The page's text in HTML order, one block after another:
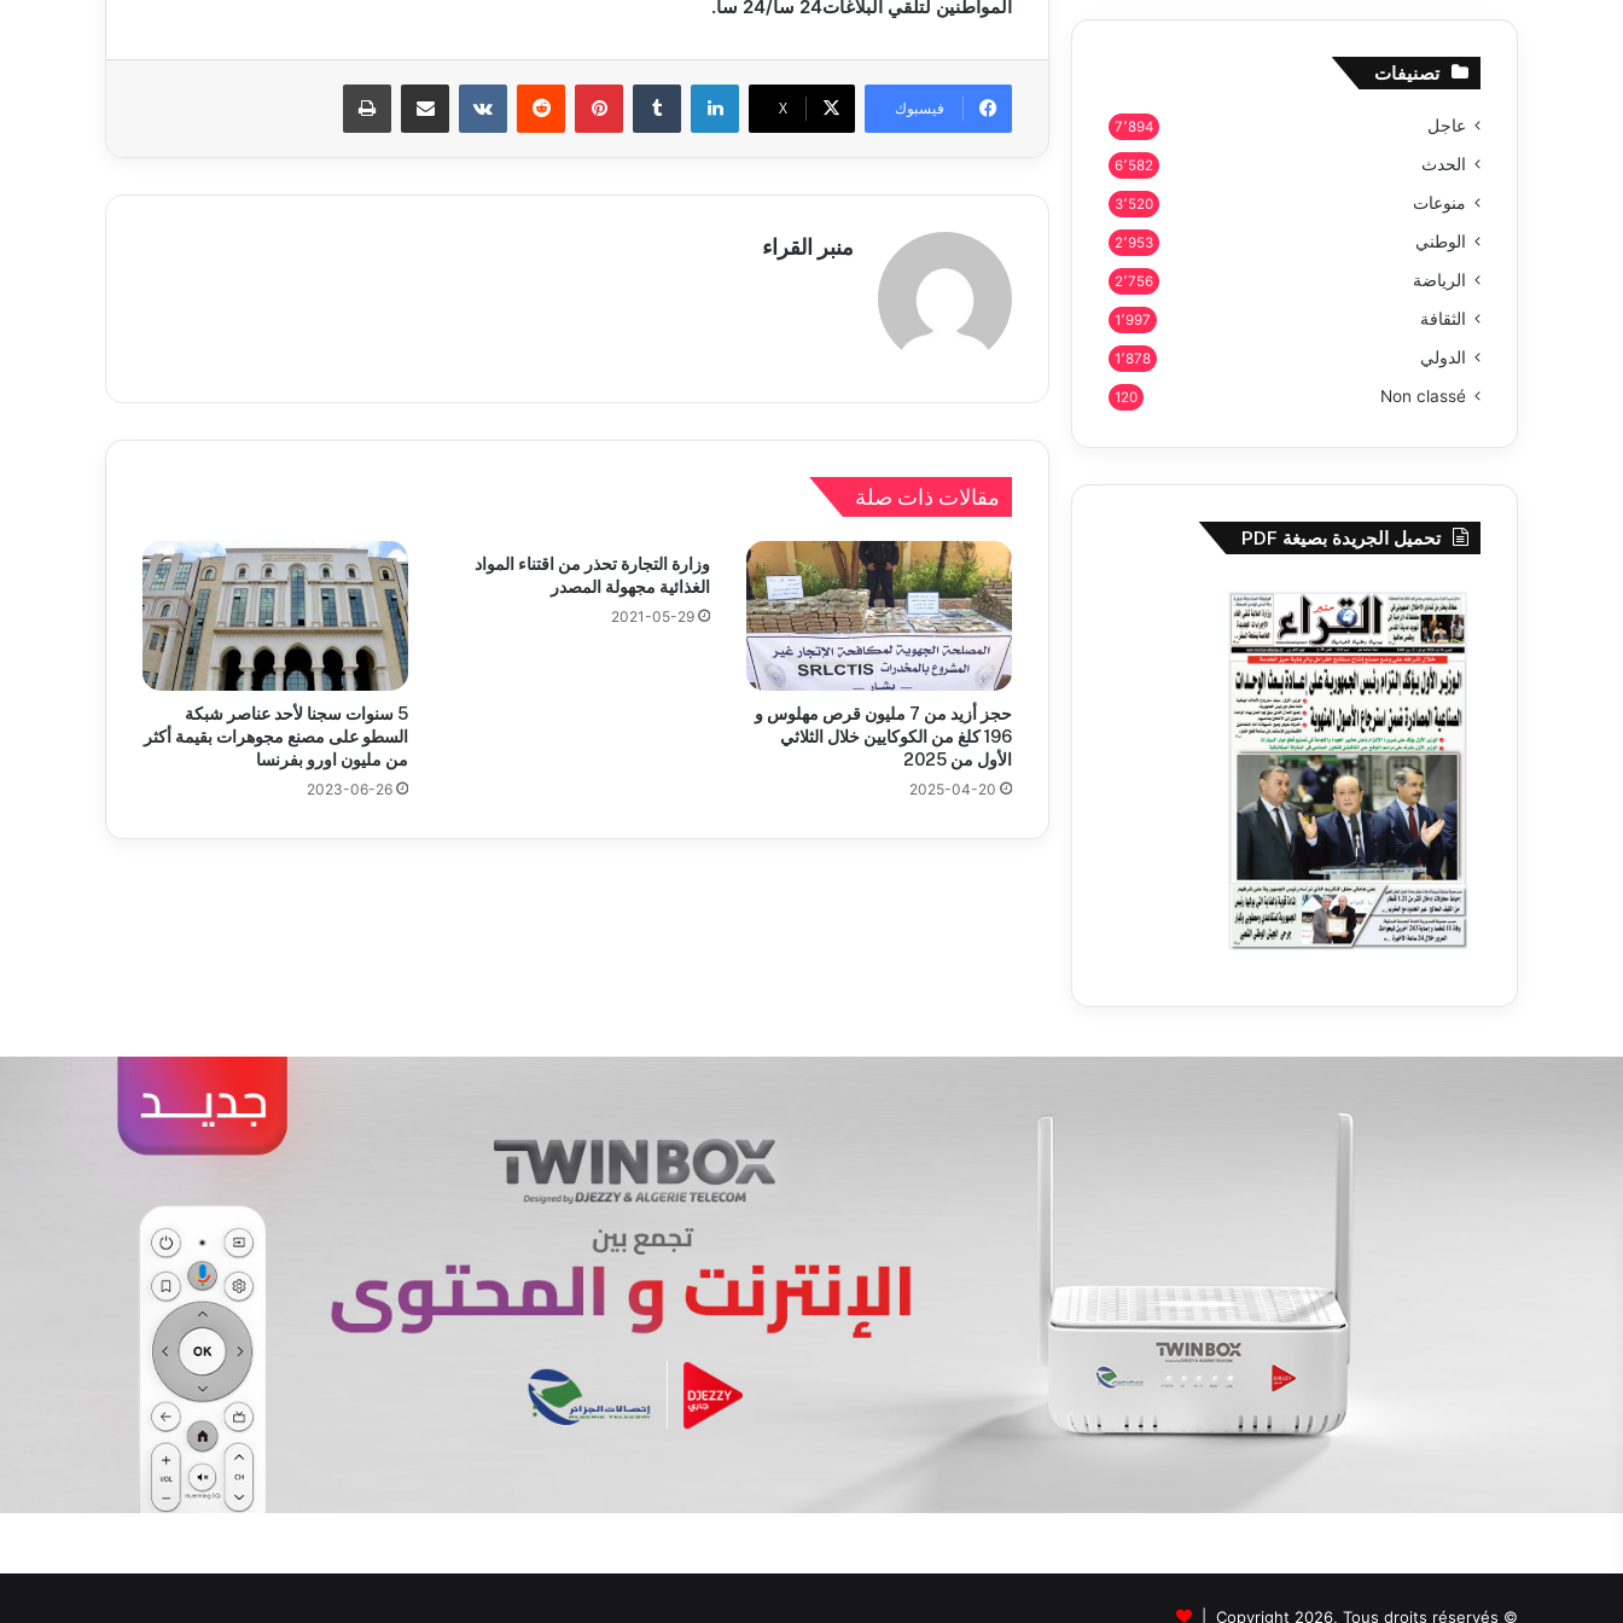
المواطنين لتلقي البلاغات24 سا/24 سا.
فيسبوك X
لينكدإن بينتيريست مشاركة عبر البريد
منبر القراء
مقالات ذات صلة
حجز أزيد من 7 مليون قرص مهلوس و
196 كلغ من الكوكايين خلال الثلاثي
الأول من 2025
2025-04-20
وزارة التجارة تحذر من اقتناء المواد
الغذائية مجهولة المصدر
2021-05-29
5 سنوات سجنا لأحد عناصر شبكة
السطو على مصنع مجوهرات بقيمة أكثر
من مليون اورو بفرنسا
2023-06-26
تصنيفات
عاجل 7٬894
الحدث 6٬582
منوعات 3٬520
الوطني 2٬953
الرياضة 2٬756
الثقافة 1٬997
الدولي 1٬878
Non classé
120
تحميل الجريدة بصيغة PDF
© Copyright 2026, Tous droits réservés |